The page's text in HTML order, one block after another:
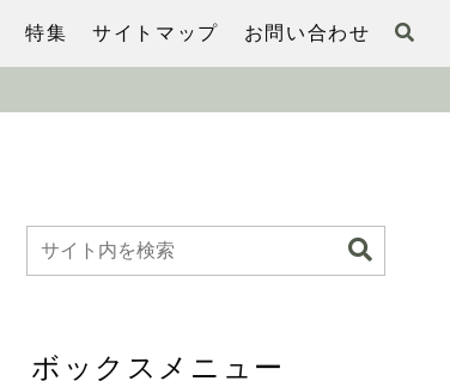
特集 サイトマップ お問い合わせ
ボックスメニュー